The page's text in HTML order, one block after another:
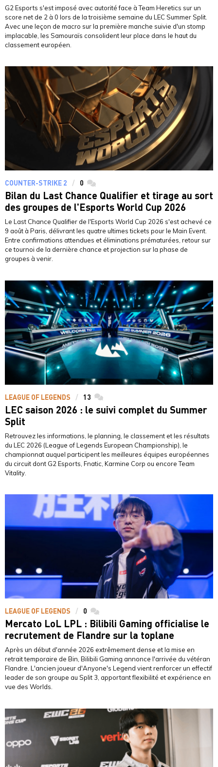
G2 Esports s'est imposé avec autorité face à Team Heretics sur un
score net de 2 à 0 lors de la troisième semaine du LEC Summer Split.
Avec une leçon de macro sur la première manche suivie d'un stomp
implacable, les Samouraïs consolident leur place dans le haut du
classement européen.
COUNTER-STRIKE 2 0 commentaires
Bilan du Last Chance Qualifier et tirage au sort
des groupes de l'Esports World Cup 2026
Le Last Chance Qualifier de l'Esports World Cup 2026 s'est achevé ce
9 août à Paris, délivrant les quatre ultimes tickets pour le Main Event.
Entre confirmations attendues et éliminations prématurées, retour sur
ce tournoi de la dernière chance et projection sur la phase de
groupes à venir.
LEAGUE OF LEGENDS 13 commentaires
LEC saison 2026 : le suivi complet du Summer
Split
Retrouvez les informations, le planning, le classement et les résultats
du LEC 2026 (League of Legends European Championship), le
championnat auquel participent les meilleures équipes européennes
du circuit dont G2 Esports, Fnatic, Karmine Corp ou encore Team
Vitality.
LEAGUE OF LEGENDS 0 commentaires
Mercato LoL LPL : Bilibili Gaming officialise le
recrutement de Flandre sur la toplane
Après un début d'année 2026 extrêmement dense et la mise en
retrait temporaire de Bin, Bilibili Gaming annonce l'arrivée du vétéran
Flandre. L'ancien joueur d'Anyone's Legend vient renforcer un effectif
leader de son groupe au Split 3, apportant flexibilité et expérience en
vue des Worlds.